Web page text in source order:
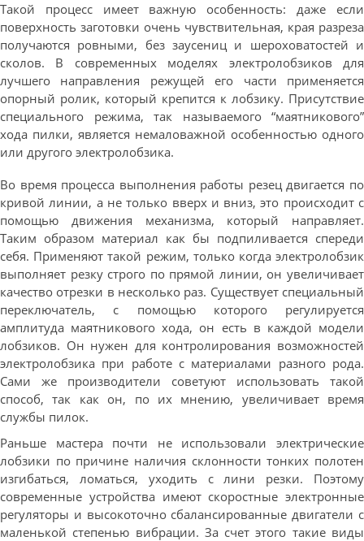
Такой процесс имеет важную особенность: даже если
поверхность заготовки очень чувствительная, края разреза
получаются ровными, без заусениц и шероховатостей и
сколов. В современных моделях электролобзиков для
лучшего направления режущей его части применяется
опорный ролик, который крепится к лобзику. Присутствие
специального режима, так называемого “маятникового”
хода пилки, является немаловажной особенностью одного
или другого электролобзика.
Во время процесса выполнения работы резец двигается по
кривой линии, а не только вверх и вниз, это происходит с
помощью движения механизма, который направляет.
Таким образом материал как бы подпиливается спереди
себя. Применяют такой режим, только когда электролобзик
выполняет резку строго по прямой линии, он увеличивает
качество отрезки в несколько раз. Существует специальный
переключатель, с помощью которого регулируется
амплитуда маятникового хода, он есть в каждой модели
лобзиков. Он нужен для контролирования возможностей
электролобзика при работе с материалами разного рода.
Сами же производители советуют использовать такой
способ, так как он, по их мнению, увеличивает время
службы пилок.
Раньше мастера почти не использовали электрические
лобзики по причине наличия склонности тонких полотен
изгибаться, ломаться, уходить с лини резки. Поэтому
современные устройства имеют скоростные электронные
регуляторы и высокоточно сбалансированные двигатели с
маленькой степенью вибрации. За счет этого такие виды